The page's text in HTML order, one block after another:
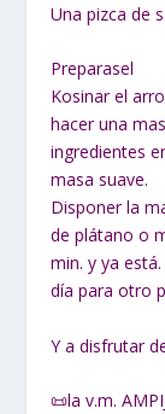
Una pizca de
Preparasel
Kosinar el
hacer una
ingredientes
masa suave.
Disponer la
de plátano o
min. y ya
día para otro
Y a disfrutar
📜la v.m.